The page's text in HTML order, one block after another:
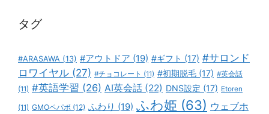
タグ
#ARASAWA (13) #アウトドア (19) #ギフト (17) #サロンド
ロワイヤル (27) #チョコレート (11) #初期脱毛 (17) #英会話
(11) #英語学習 (26) AI英会話 (22) DNS設定 (17) Etoren
(11) GMOペパボ (12) ふわり (19) ふわ姫 (63) ウェブホ